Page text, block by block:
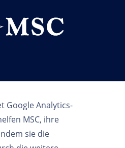
Google Analytics-
MSC, ihre
sie die
us